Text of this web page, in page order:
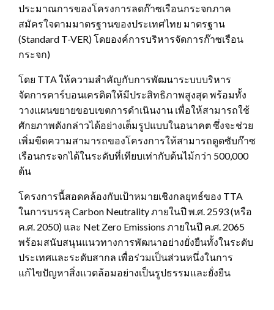
ประมาณการของโครงการลดก๊าซเรือนกระจกภาค
สมัครใจตามมาตรฐานของประเทศไทย มาตรฐาน
(Standard T-VER) โดยองค์การบริหารจัดการก๊าซเรือน
กระจก)
โดย TTA ให้ความสำคัญกับการพัฒนาระบบบริหาร
จัดการคาร์บอนเครดิตให้มีประสิทธิภาพสูงสุด พร้อมทั้ง
วางแผนขยายขอบเขตการดำเนินงาน เพื่อให้สามารถใช้
ศักยภาพดังกล่าวได้อย่างเต็มรูปแบบในอนาคต ซึ่งจะช่วย
เพิ่มขีดความสามารถของโครงการให้สามารถดูดซับก๊าซ
เรือนกระจกได้ในระดับที่เทียบเท่ากับต้นไม้กว่า 500,000
ต้น
โครงการนี้สอดคล้องกับเป้าหมายเชิงกลยุทธ์ของ TTA
ในการบรรลุ Carbon Neutrality ภายในปี พ.ศ. 2593 (หรือ
ค.ศ. 2050) และ Net Zero Emissions ภายในปี ค.ศ. 2065
พร้อมสนับสนุนแนวทางการพัฒนาอย่างยั่งยืนทั้งในระดับ
ประเทศและระดับสากล เพื่อร่วมเป็นส่วนหนึ่งในการ
แก้ไขปัญหาสิ่งแวดล้อมอย่างเป็นรูปธรรมและยั่งยืน